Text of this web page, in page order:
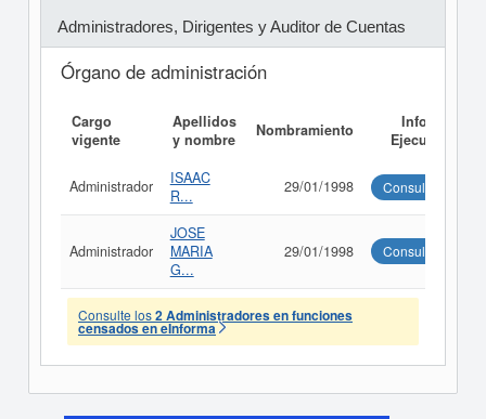
Administradores, Dirigentes y Auditor de Cuentas
Órgano de administración
Cargo
vigente
Apellidos
y nombre
Nombramiento
Informe
Ejecutivo
Administrador
ISAAC
R...
29/01/1998 Consultar
Administrador
JOSE
MARIA
G...
29/01/1998 Consultar
Consulte los2 Administradores en funciones
censados en eInforma